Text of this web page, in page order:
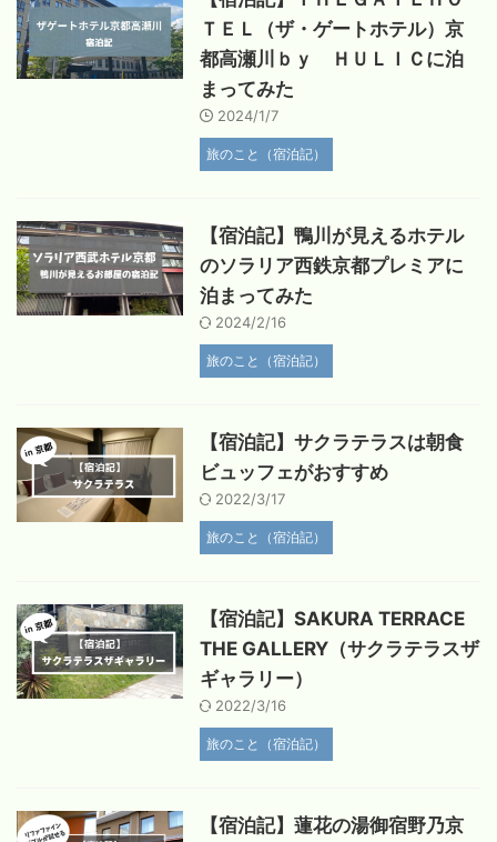
ＴＥＬ（ザ・ゲートホテル）京
都高瀬川ｂｙ ＨＵＬＩＣに泊
まってみた
2024/1/7
旅のこと（宿泊記）
【宿泊記】鴨川が見えるホテル
のソラリア西鉄京都プレミアに
泊まってみた
2024/2/16
旅のこと（宿泊記）
【宿泊記】サクラテラスは朝食
ビュッフェがおすすめ
2022/3/17
旅のこと（宿泊記）
【宿泊記】SAKURA TERRACE
THE GALLERY（サクラテラスザ
ギャラリー）
2022/3/16
旅のこと（宿泊記）
【宿泊記】蓮花の湯御宿野乃京